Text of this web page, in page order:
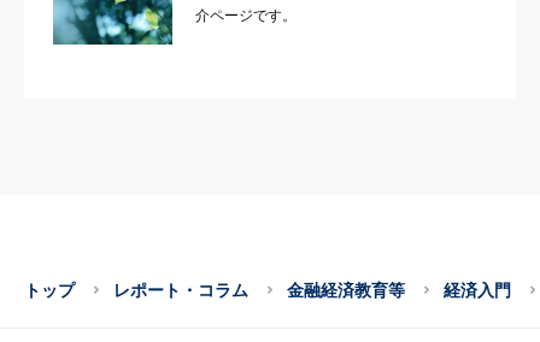
介ページです。
トップ レポート・コラム 金融経済教育等 経済入門